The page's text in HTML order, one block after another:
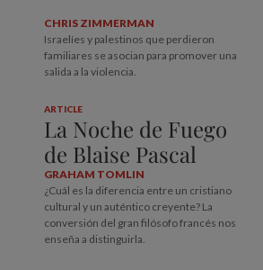
CHRIS ZIMMERMAN
Israelíes y palestinos que perdieron
familiares se asocian para promover una
salida a la violencia.
ARTICLE
La Noche de Fuego
de Blaise Pascal
GRAHAM TOMLIN
¿Cuál es la diferencia entre un cristiano
cultural y un auténtico creyente? La
conversión del gran filósofo francés nos
enseña a distinguirla.